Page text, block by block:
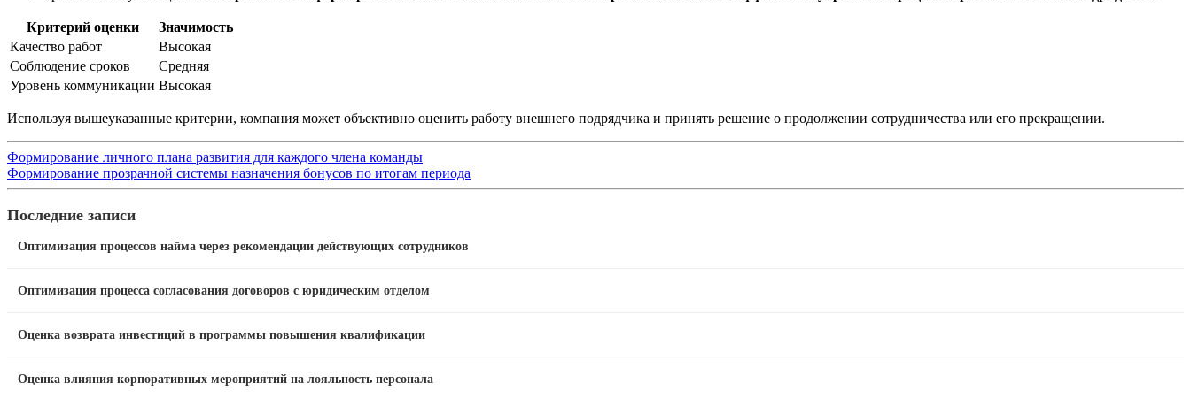
Критерий оценки
Значимость
Качество работ
Высокая
Соблюдение сроков
Средняя
Уровень коммуникации Высокая
Используя вышеуказанные критерии, компания может объективно оценить работу внешнего подрядчика и принять решение о продолжении сотрудничества или его прекращении.
Формирование личного плана развития для каждого члена команды
Формирование прозрачной системы назначения бонусов по итогам периода
Последние записи
Оптимизация процессов найма через рекомендации действующих сотрудников
Оптимизация процесса согласования договоров с юридическим отделом
Оценка возврата инвестиций в программы повышения квалификации
Оценка влияния корпоративных мероприятий на лояльность персонала